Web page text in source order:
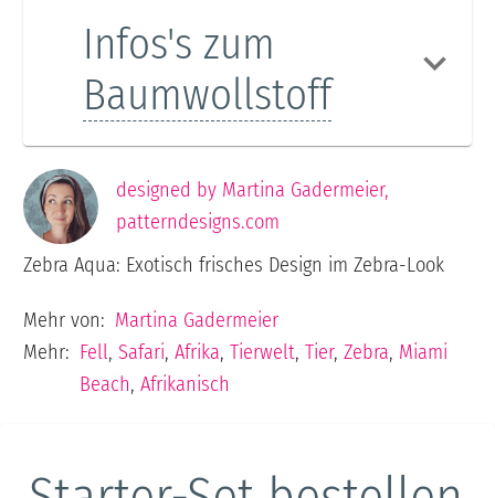
Infos's zum
Baumwollstoff
designed by Martina Gadermeier,
patterndesigns.com
Zebra Aqua: Exotisch frisches Design im Zebra-Look
Mehr von: Martina Gadermeier
Mehr: Fell,Safari,Afrika,Tierwelt,Tier,Zebra, Miami
Beach,Afrikanisch